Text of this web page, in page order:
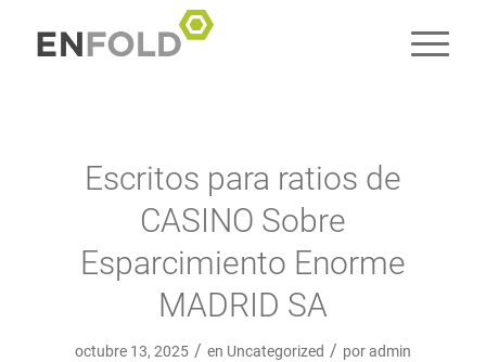
Escritos para ratios de
CASINO Sobre
Esparcimiento Enorme
MADRID SA
octubre 13, 2025 / en Uncategorized / poradmin